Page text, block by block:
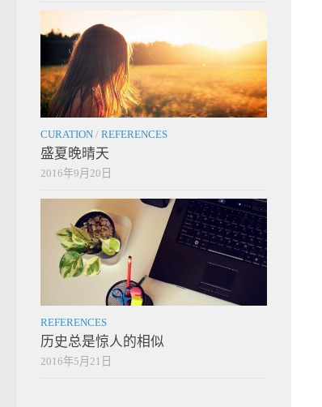
CURATION / REFERENCES
盛夏晚晴天
2016年9月20日
REFERENCES
历史总是惊人的相似
2016年5月21日